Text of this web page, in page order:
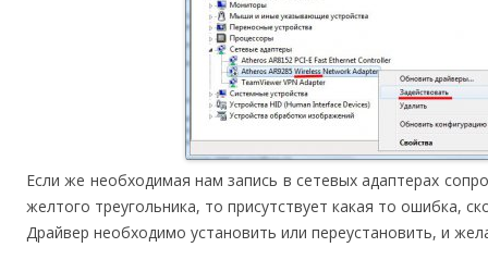
Если же необходимая нам запись в сетевых адаптерах
желтого треугольника, то присутствует какая то ошибка,
Драйвер необходимо установить или переустановить, и